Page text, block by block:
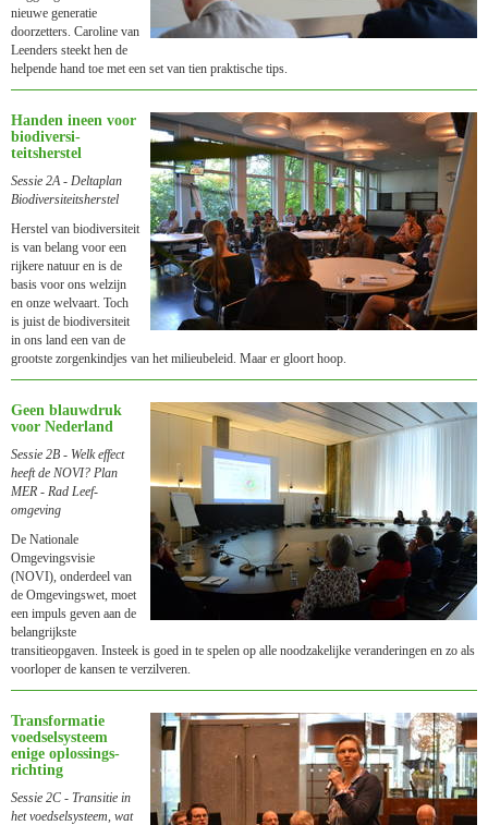
nieuwe generatie
doorzetters. Caroline van
Leenders steekt hen de
helpende hand toe met een set van tien praktische tips.
Handen ineen voor
biodiversi­
teitsherstel
Sessie 2A - Deltaplan
Biodiversi­teitsherstel
Herstel van biodiversiteit
is van belang voor een
rijkere natuur en is de
basis voor ons welzijn
en onze welvaart. Toch
is juist de biodiversiteit
in ons land een van de
grootste zorgenkindjes van het milieubeleid. Maar er gloort hoop.
Geen blauwdruk
voor Nederland
Sessie 2B - Welk effect
heeft de NOVI? Plan
MER - Rad Leef­
omgeving
De Nationale
Omgevingsvisie
(NOVI), onderdeel van
de Omgevingswet, moet
een impuls geven aan de
belangrijkste
transitieopgaven. Insteek is goed in te spelen op alle noodzakelijke veranderingen en zo als
voorloper de kansen te verzilveren.
Transfor­matie
voedsel­systeem
enige oplos­sings­
richting
Sessie 2C - Transitie in
het voedsel­systeem, wat